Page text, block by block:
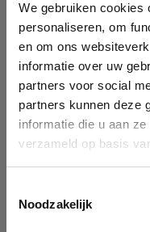
We gebruiken cookies
personaliseren, om
en om ons
informatie over uw
partners voor social
partners kunnen deze
informatie die u aan
verzameld op basis
Noodzakelijk
Identification
de
l'entreprise
Please fill in your
form. If you don't find your
a new company record
Utilisez le bouton
service de support.
Voir les détails
Ok